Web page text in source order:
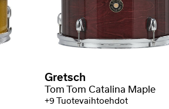
Gretsch
Tom Tom Catalina Maple
+9 Tuotevaihtoehdot